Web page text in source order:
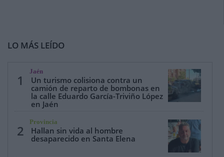
LO MÁS LEÍDO
1
Jaén
Un turismo colisiona contra un
camión de reparto de bombonas en
la calle Eduardo García-Triviño López
en Jaén
2
Provincia
Hallan sin vida al hombre
desaparecido en Santa Elena